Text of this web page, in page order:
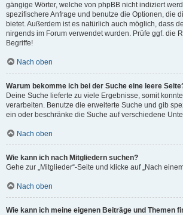
gängige Wörter, welche von phpBB nicht indiziert
spezifischere Anfrage und benutze die Optionen, die
bietet. Außerdem ist es natürlich auch möglich, dass
nirgends im Forum verwendet wurden. Prüfe ggf. die
Begriffe!
Nach oben
Warum bekomme ich bei der Suche eine leere
Deine Suche lieferte zu viele Ergebnisse, somit
verarbeiten. Benutze die erweiterte Suche und gib
ein oder beschränke die Suche auf verschiedene
Nach oben
Wie kann ich nach Mitgliedern suchen?
Gehe zur „Mitglieder“-Seite und klicke auf „Nach
Nach oben
Wie kann ich meine eigenen Beiträge und Themen